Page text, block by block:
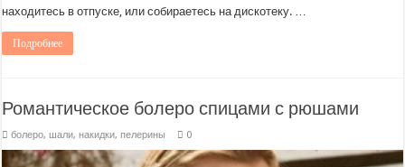
находитесь в отпуске, или собираетесь на дискотеку. …
Подробнее
Романтическое болеро спицами с рюшами
болеро, шали, накидки, пелерины 0